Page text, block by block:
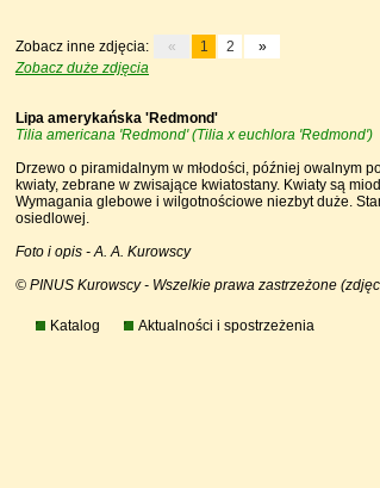
Zobacz inne zdjęcia: « 1 2
»
Zobacz duże zdjęcia
Lipa amerykańska 'Redmond'
Tilia americana 'Redmond' (Tilia x euchlora 'Redmond')
Drzewo o piramidalnym w młodości, później owalnym
kwiaty, zebrane w zwisające kwiatostany. Kwiaty są
Wymagania glebowe i wilgotnościowe niezbyt duże.
osiedlowej.
Foto i opis - A. A. Kurowscy
© PINUS Kurowscy - Wszelkie prawa zastrzeżone
Katalog Aktualności i spostrzeżenia